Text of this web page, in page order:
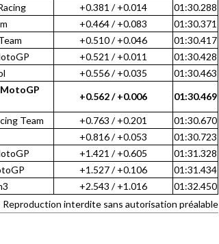
+0.381 / +0.014
01:30.288
+0.464 / +0.083
01:30.371
+0.510 / +0.046
01:30.417
+0.521 / +0.011
01:30.428
+0.556 / +0.035
01:30.463
+0.562 / +0.006 01:30.469
Team +0.763 / +0.201
01:30.670
+0.816 / +0.053
01:30.723
+1.421 / +0.605
01:31.328
+1.527 / +0.106
01:31.434
+2.543 / +1.016
01:32.450
interdite sans autorisation préalable